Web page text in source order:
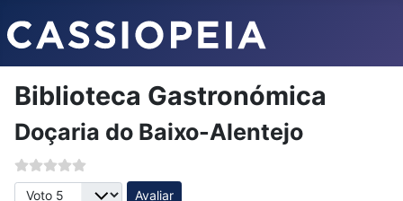
Biblioteca Gastronómica
Doçaria do Baixo-Alentejo
Avalie, por favor